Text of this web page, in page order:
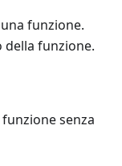
funzione.
funzione.
senza